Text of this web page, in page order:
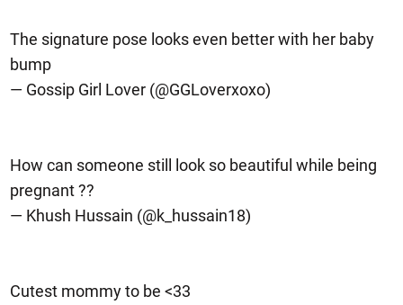
The signature pose looks even better with her baby
bump
— Gossip Girl Lover (@GGLoverxoxo)
How can someone still look so beautiful while being
pregnant ??
— Khush Hussain (@k_hussain18)
Cutest mommy to be <33